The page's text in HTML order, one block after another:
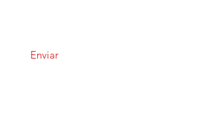
Enviar